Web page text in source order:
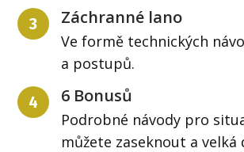
3 Záchranné lano
Ve formě technických
a postupů.
4 6 Bonusů
Podrobné návody pro
můžete zaseknout a velká